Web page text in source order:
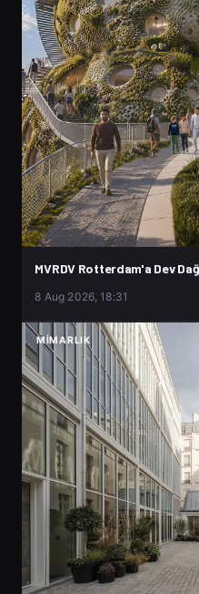
MVRDV Rotterdam'a Dev
8 Aug 2026, 18:31
MIMARLIK